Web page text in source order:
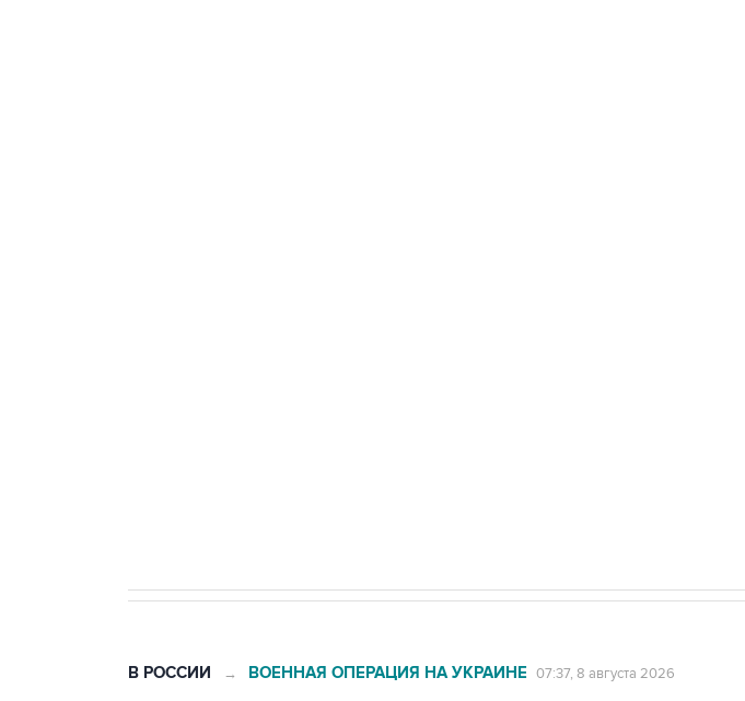
В РОССИИ → ВОЕННАЯ ОПЕРАЦИЯ НА УКРАИНЕ 07:37, 8 августа 2026